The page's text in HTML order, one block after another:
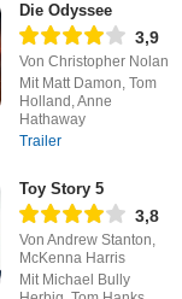
Die Odyssee
3,9
Von Christopher Nolan
Mit Matt Damon, Tom
Holland, Anne
Hathaway
Trailer
Toy Story 5
3,8
Von Andrew Stanton,
McKenna Harris
Mit Michael Bully